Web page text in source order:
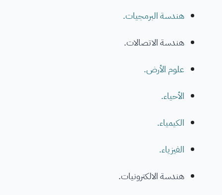
هندسة البرمجيات.
هندسة الاتصالات.
علوم الأرض.
الأحياء.
الكيمياء.
الفيزياء.
هندسة الالكترونيات.